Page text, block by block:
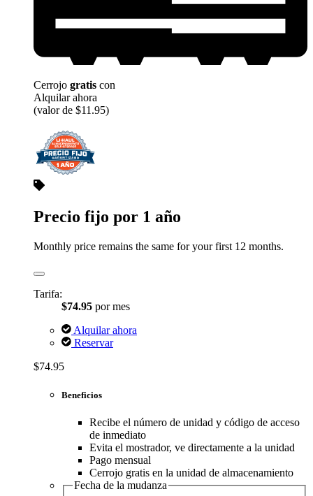
Cerrojo gratis con
Alquilar ahora
(valor de $11.95)
Precio fijo por 1 año
Monthly price remains the same for your first 12 months.
Tarifa:
$74.95 por mes
Alquilar ahora
Reservar
$74.95
Beneficios
Recibe el número de unidad y código de acceso
de inmediato
Evita el mostrador, ve directamente a la unidad
Pago mensual
Cerrojo gratis en la unidad de almacenamiento
Fecha de la mudanza